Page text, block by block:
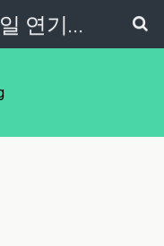
오늘도 은퇴는 1주일 연기중...